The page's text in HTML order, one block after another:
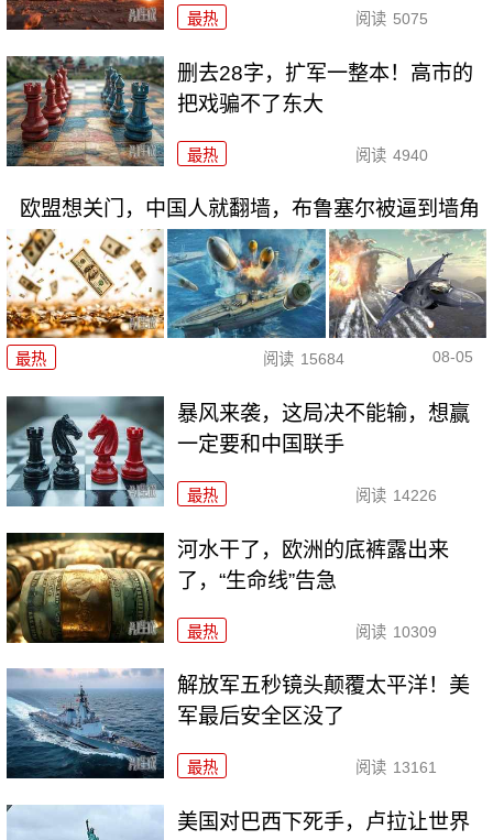
最热 阅读 5075
删去28字，扩军一整本！高市的
把戏骗不了东大
最热 阅读 4940
欧盟想关门，中国人就翻墙，布鲁塞尔被逼到墙角
最热 阅读 15684 08-05
暴风来袭，这局决不能输，想赢
一定要和中国联手
最热 阅读 14226
河水干了，欧洲的底裤露出来
了，“生命线”告急
最热 阅读 10309
解放军五秒镜头颠覆太平洋！美
军最后安全区没了
最热 阅读 13161
美国对巴西下死手，卢拉让世界